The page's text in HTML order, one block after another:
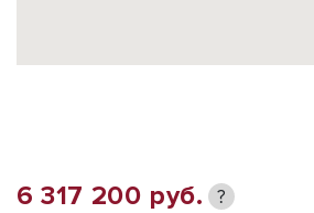
6 317 200 руб. ?